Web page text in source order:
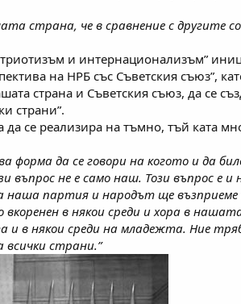
страна, че в сравнение с другите
и интернационализъм”
на НРБ със Съветския съюз”,
страна и Съветския съюз, да се
страни”.
да се реализира на тъмно, тъй ката
форма да се говори на когото и да
не е само наш. Този въпрос е и
партия и народът ще
вкоренен в някои среди и хора в
и в някои среди на младежта. Ние
всички страни.”